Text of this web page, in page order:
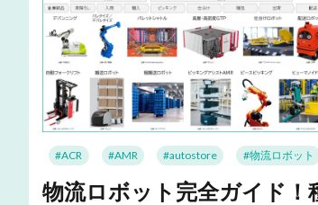
#ACR #AMR #autostore #物流ロボット
物流ロボット完全ガイド！